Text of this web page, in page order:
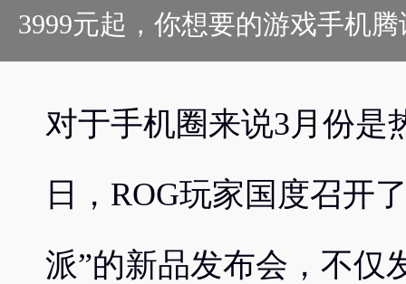
3999元起，你想要的游戏手机
对于手机圈来说3月份是
日，ROG玩家国度召开
派”的新品发布会，不仅